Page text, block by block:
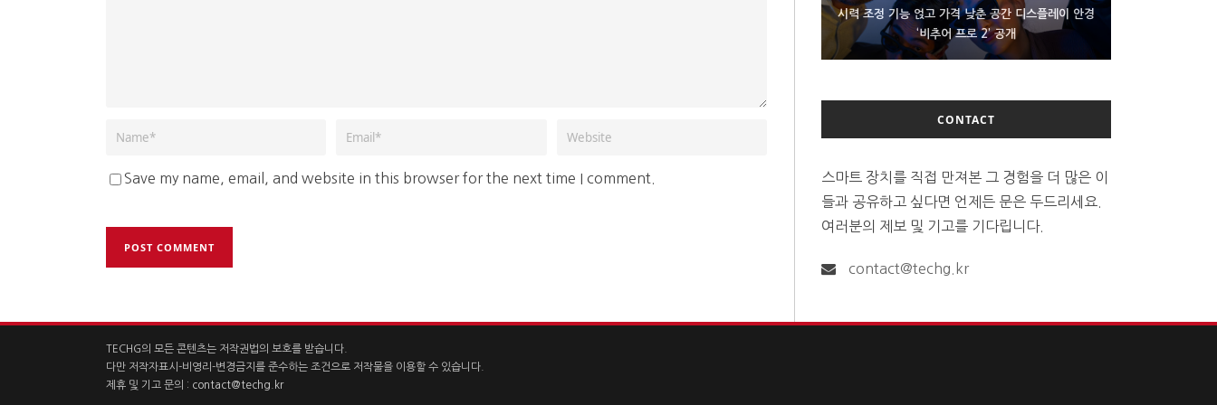
Save my name, email, and website in this browser for the next time I comment.
시력 조정 기능 얹고 가격 낮춘 공간 디스플레이 안경
‘비추어 프로 2’ 공개
D램 부족에 10억달러어치 아이폰18 프로세서 패키징
대기 중
300~400달러 반지형 스피커 준비하는 오픈AI
CONTACT
스마트 장치를 직접 만져본 그 경험을 더 많은 이
들과 공유하고 싶다면 언제든 문은 두드리세요.
여러분의 제보 및 기고를 기다립니다.
contact@techg.kr
TECHG의 모든 콘텐츠는 저작권법의 보호를 받습니다.
다만 저작자표시-비영리-변경금지를 준수하는 조건으로 저작물을 이용할 수 있습니다.
제휴 및 기고 문의 : contact@techg.kr